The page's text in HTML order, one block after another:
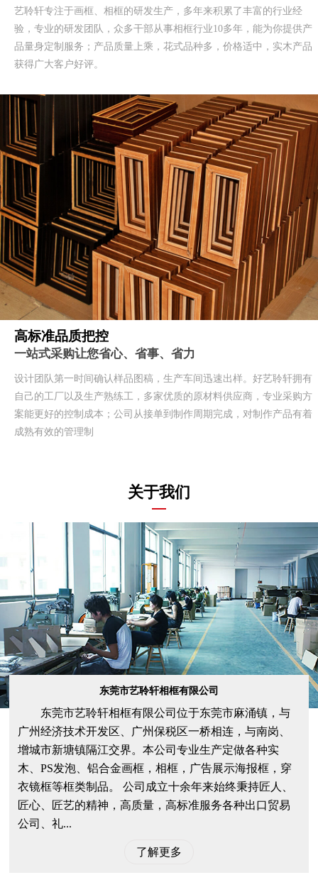
艺聆轩专注于画框、相框的研发生产，多年来积累了丰富的行业经
验，专业的研发团队，众多干部从事相框行业10多年，能为你提供产
品量身定制服务；产品质量上乘，花式品种多，价格适中，实木产品
获得广大客户好评。
高标准品质把控
一站式采购让您省心、省事、省力
设计团队第一时间确认样品图稿，生产车间迅速出样。好艺聆轩拥有
自己的工厂以及生产熟练工，多家优质的原材料供应商，专业采购方
案能更好的控制成本；公司从接单到制作周期完成，对制作产品有着
成熟有效的管理制
关于我们
东莞市艺聆轩相框有限公司
东莞市艺聆轩相框有限公司位于东莞市麻涌镇，与
广州经济技术开发区、广州保税区一桥相连，与南岗、
增城市新塘镇隔江交界。本公司专业生产定做各种实
木、PS发泡、铝合金画框，相框，广告展示海报框，穿
衣镜框等框类制品。 公司成立十余年来始终秉持匠人、
匠心、匠艺的精神，高质量，高标准服务各种出口贸易
公司、礼...
了解更多